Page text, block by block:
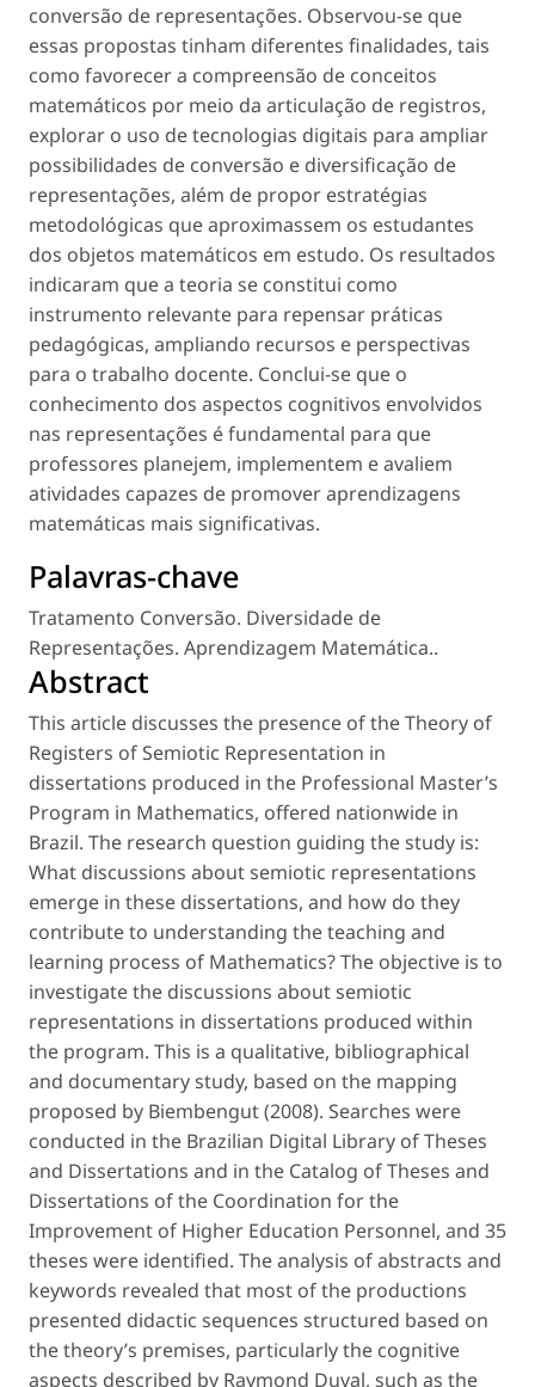
conversão de representações. Observou-se que
essas propostas tinham diferentes finalidades, tais
como favorecer a compreensão de conceitos
matemáticos por meio da articulação de registros,
explorar o uso de tecnologias digitais para ampliar
possibilidades de conversão e diversificação de
representações, além de propor estratégias
metodológicas que aproximassem os estudantes
dos objetos matemáticos em estudo. Os resultados
indicaram que a teoria se constitui como
instrumento relevante para repensar práticas
pedagógicas, ampliando recursos e perspectivas
para o trabalho docente. Conclui-se que o
conhecimento dos aspectos cognitivos envolvidos
nas representações é fundamental para que
professores planejem, implementem e avaliem
atividades capazes de promover aprendizagens
matemáticas mais significativas.
Palavras-chave
Tratamento Conversão. Diversidade de
Representações. Aprendizagem Matemática..
Abstract
This article discusses the presence of the Theory of
Registers of Semiotic Representation in
dissertations produced in the Professional Master’s
Program in Mathematics, offered nationwide in
Brazil. The research question guiding the study is:
What discussions about semiotic representations
emerge in these dissertations, and how do they
contribute to understanding the teaching and
learning process of Mathematics? The objective is to
investigate the discussions about semiotic
representations in dissertations produced within
the program. This is a qualitative, bibliographical
and documentary study, based on the mapping
proposed by Biembengut (2008). Searches were
conducted in the Brazilian Digital Library of Theses
and Dissertations and in the Catalog of Theses and
Dissertations of the Coordination for the
Improvement of Higher Education Personnel, and 35
theses were identified. The analysis of abstracts and
keywords revealed that most of the productions
presented didactic sequences structured based on
the theory’s premises, particularly the cognitive
aspects described by Raymond Duval, such as the